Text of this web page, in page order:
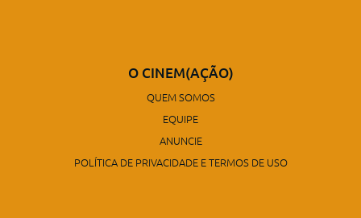
O CINEM(AÇÃO)
QUEM SOMOS
EQUIPE
ANUNCIE
POLÍTICA DE PRIVACIDADE E TERMOS DE USO